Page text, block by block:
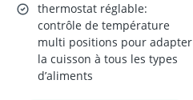
thermostat réglable:
contrôle de température
multi positions pour adapter
la cuisson à tous les types
d’aliments